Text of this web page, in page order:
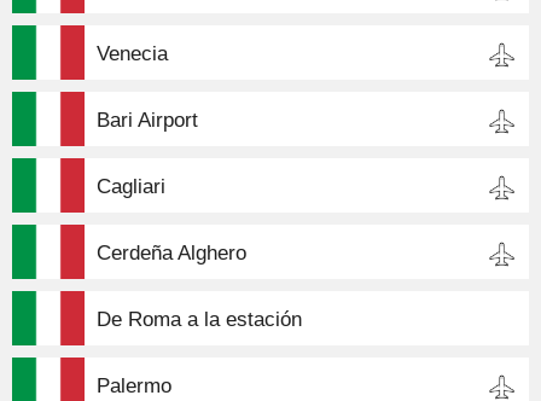
Venecia
Bari Airport
Cagliari
Cerdeña Alghero
De Roma a la estación
Palermo